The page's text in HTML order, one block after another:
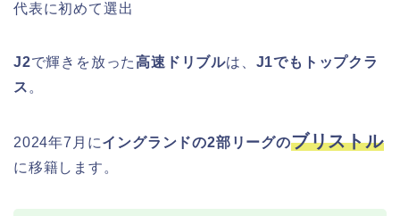
代表に初めて選出
J2で輝きを放った高速ドリブルは、 J1でもトップクラ
ス。
2024年7月にイングランドの2部リーグのブリストル
に移籍します。